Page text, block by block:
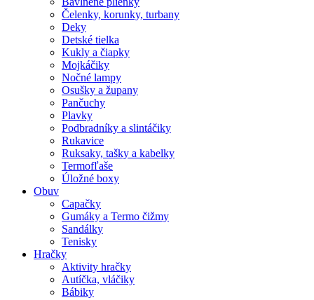
Čelenky, korunky, turbany
Deky
Detské tielka
Kukly a čiapky
Mojkáčiky
Nočné lampy
Osušky a župany
Pančuchy
Plavky
Podbradníky a slintáčiky
Rukavice
Ruksaky, tašky a kabelky
Termofľaše
Úložné boxy
Obuv
Capačky
Gumáky a Termo čižmy
Sandálky
Tenisky
Hračky
Aktivity hračky
Autíčka, vláčiky
Bábiky